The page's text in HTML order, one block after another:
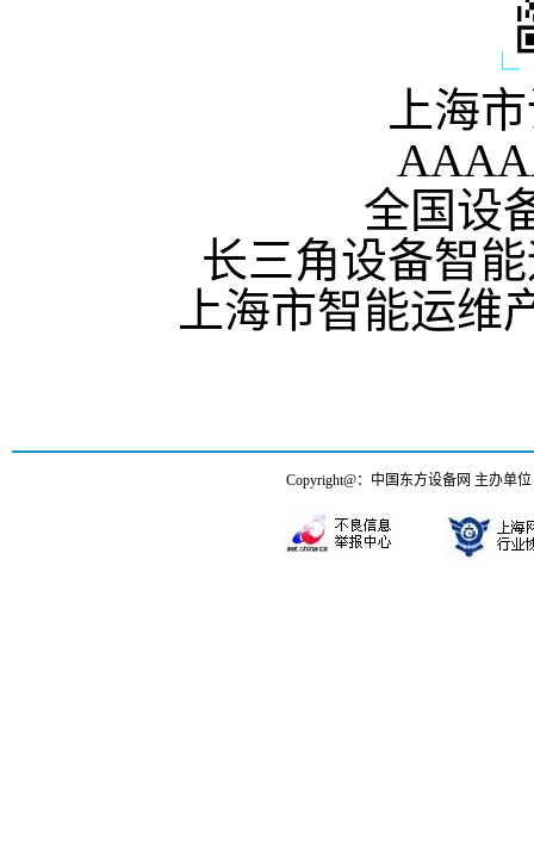
上海
全国设
长三角设备智
上海市智能运维
Copyright@：中国东方设备网 主办单